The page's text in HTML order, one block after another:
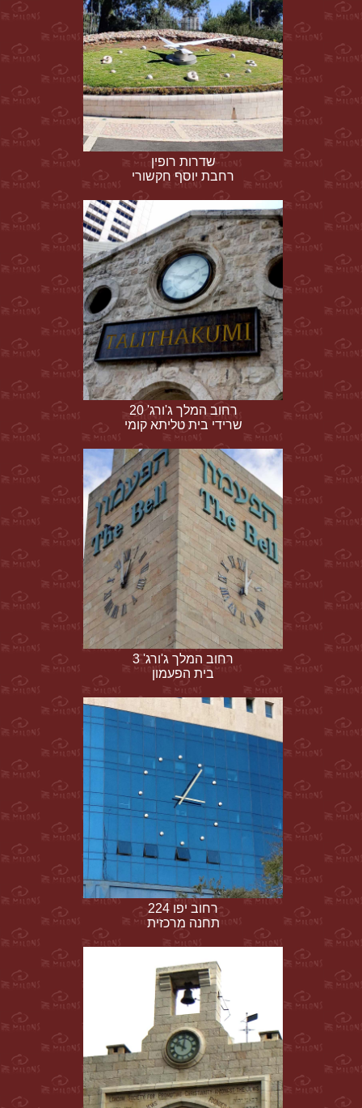
שדרות רופין
רחבת יוסף חקשורי
רחוב המלך ג'ורג' 20
שרידי בית טליתא קומי
רחוב המלך ג'ורג' 3
בית הפעמון
רחוב יפו 224
תחנה מרכזית